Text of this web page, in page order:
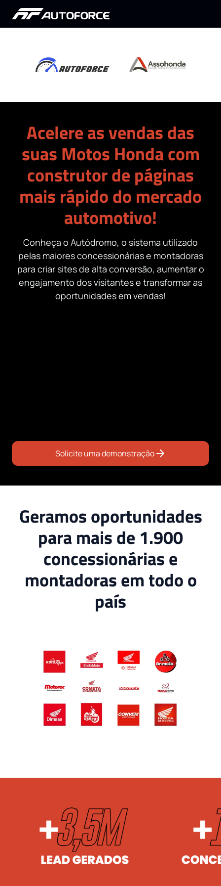
Acelere as vendas das
suas Motos Honda com
construtor de páginas
mais rápido do mercado
automotivo!
Conheça o Autódromo, o sistema utilizado
pelas maiores concessionárias e montadoras
para criar sites de alta conversão, aumentar o
engajamento dos visitantes e transformar as
oportunidades em vendas!
Solicite uma demonstração
Geramos oportunidades
para mais de 1.900
concessionárias e
montadoras em todo o
país